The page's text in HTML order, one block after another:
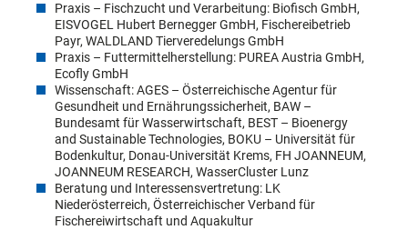
Praxis – Fischzucht und Verarbeitung: Biofisch GmbH,
EISVOGEL Hubert Bernegger GmbH, Fischereibetrieb
Payr, WALDLAND Tierveredelungs GmbH
Praxis – Futtermittelherstellung: PUREA Austria GmbH,
Ecofly GmbH
Wissenschaft: AGES – Österreichische Agentur für
Gesundheit und Ernährungssicherheit, BAW –
Bundesamt für Wasserwirtschaft, BEST – Bioenergy
and Sustainable Technologies, BOKU – Universität für
Bodenkultur, Donau-Universität Krems, FH JOANNEUM,
JOANNEUM RESEARCH, WasserCluster Lunz
Beratung und Interessensvertretung: LK
Niederösterreich, Österreichischer Verband für
Fischereiwirtschaft und Aquakultur